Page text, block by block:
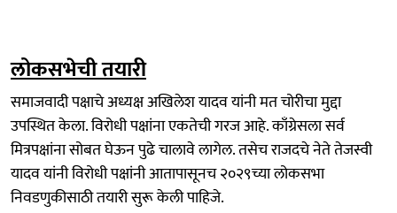
लोकसभेची तयारी
समाजवादी पक्षाचे अध्यक्ष अखिलेश यादव यांनी मत चोरीचा मुद्दा
उपस्थित केला. विरोधी पक्षांना एकतेची गरज आहे. काँग्रेसला सर्व
मित्रपक्षांना सोबत घेऊन पुढे चालावे लागेल. तसेच राजदचे नेते तेजस्वी
यादव यांनी विरोधी पक्षांनी आतापासूनच २०२९च्या लोकसभा
निवडणुकीसाठी तयारी सुरू केली पाहिजे.